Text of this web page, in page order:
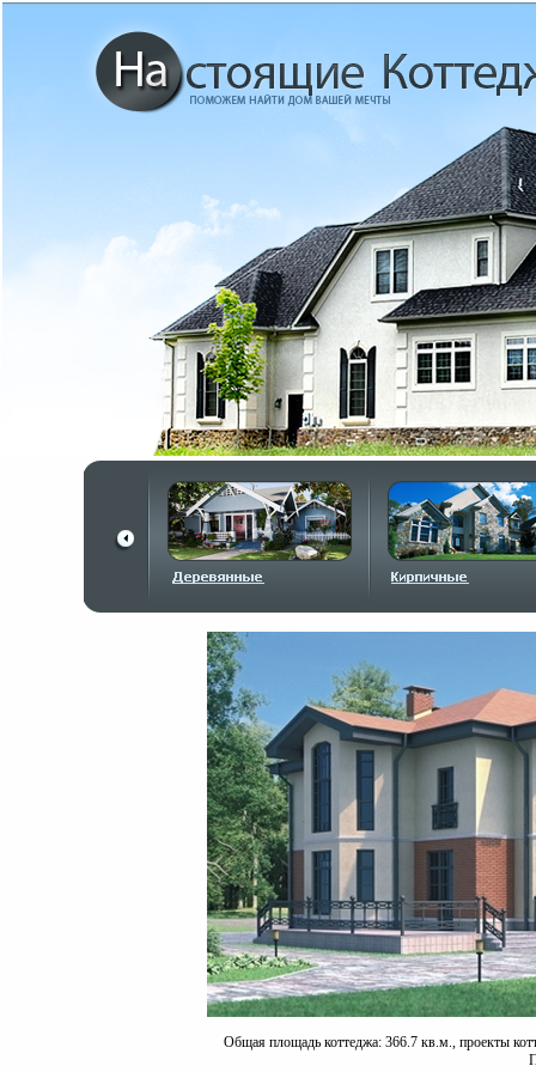
Общая площадь коттеджа: 366.7 кв.м., проекты